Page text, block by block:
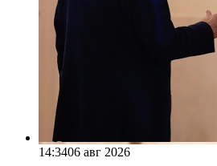
14:3406 авг 2026